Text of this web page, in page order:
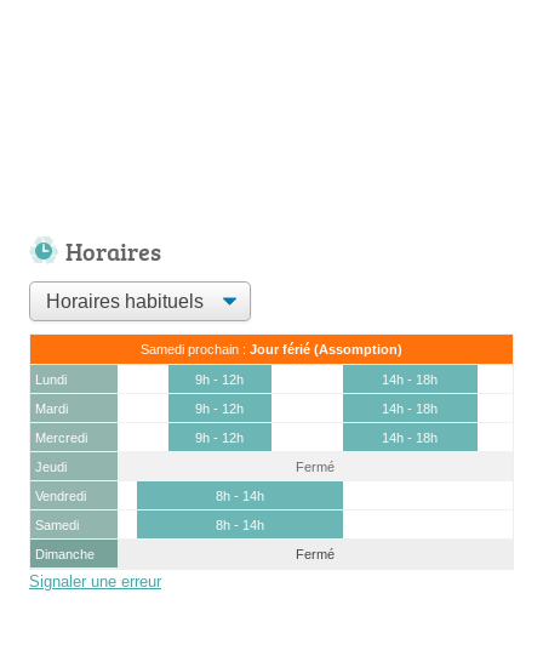
Horaires
Samedi prochain : Jour férié (Assomption)
Lundi 9h - 12h
14h - 18h
Mardi
9h - 12h
14h - 18h
Mercredi
9h - 12h
14h - 18h
Jeudi
Fermé
Vendredi
8h - 14h
Samedi
8h - 14h
Dimanche
Fermé
Signaler une erreur